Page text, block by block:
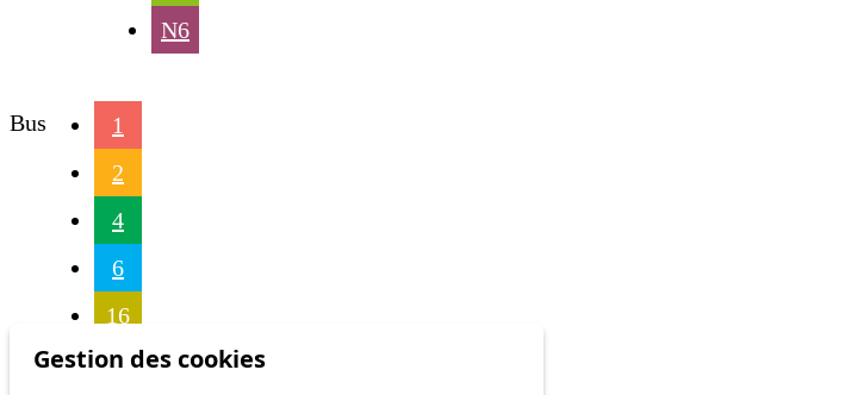
N6
Bus
1
2
4
6
16
17
Gestion des cookies